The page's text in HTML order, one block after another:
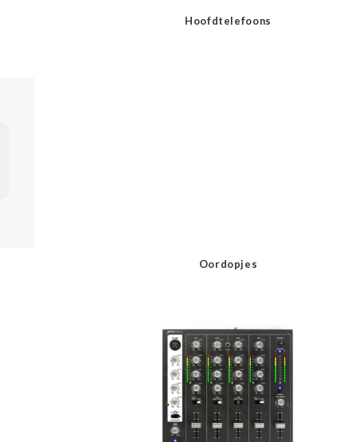
Hoofdtelefoons
Oordopjes